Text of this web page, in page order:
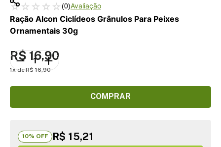
☆☆ ☆ ☆ ☆(0)
Ração Alcon Ciclídeos Grânulos Para Peixes
Ornamentais 30g
R$16,90
1 R$ 16,90
COMPRAR
10% OFF R$ 15,21